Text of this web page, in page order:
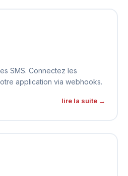
SMS. Connectez les
application via webhooks.
lire la suite →